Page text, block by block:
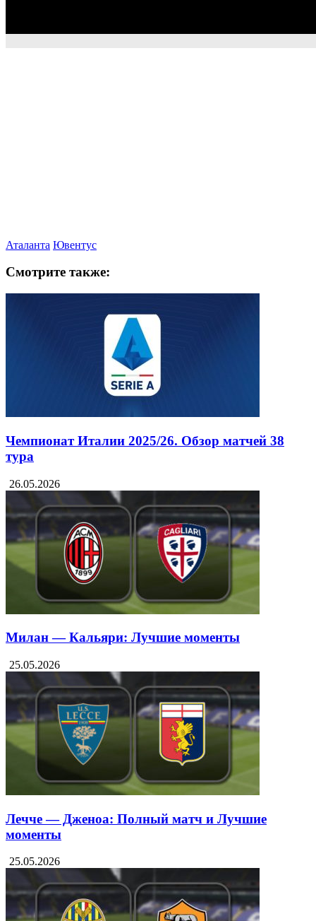
Аталанта Ювентус
Смотрите также:
Чемпионат Италии 2025/26. Обзор матчей 38
тура
26.05.2026
Милан — Кальяри: Лучшие моменты
25.05.2026
Лечче — Дженоа: Полный матч и Лучшие
моменты
25.05.2026